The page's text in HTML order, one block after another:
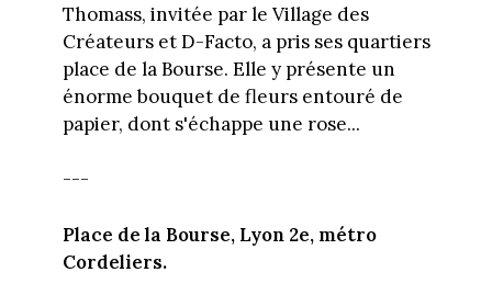
Thomass, invitée par le Village des
Créateurs et D-Facto, a pris ses quartiers
place de la Bourse. Elle y présente un
énorme bouquet de fleurs entouré de
papier, dont s'échappe une rose...
---
Place de la Bourse, Lyon 2e, métro
Cordeliers.